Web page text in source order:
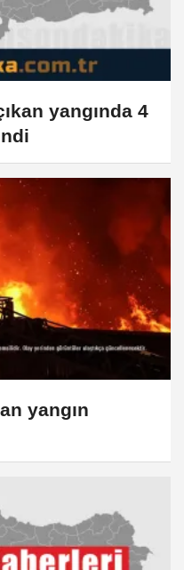
yangında 4
yangın